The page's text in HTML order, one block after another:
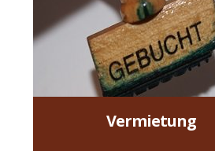
Vermietung
Hier geht es zur
Buchung des HDI: